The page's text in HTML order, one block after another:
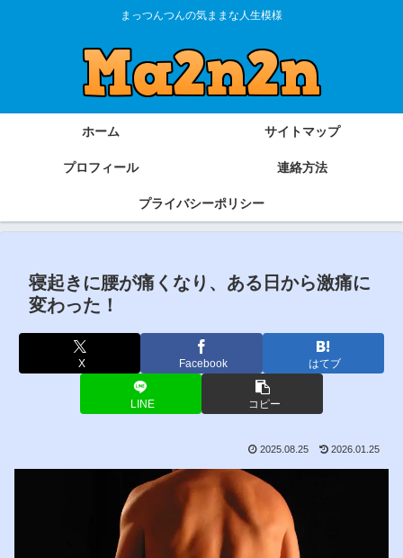
まっつんつんの気ままな人生模様
ホーム サイトマップ
プロフィール 連絡方法
プライバシーポリシー
寝起きに腰が痛くなり、ある日から激痛に
変わった！
X Facebook はてブ
LINE コピー
2025.08.25 2026.01.25